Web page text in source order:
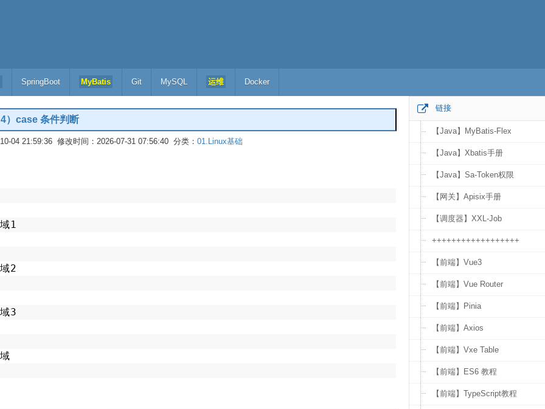
SpringBoot MyBatis Git MySQL 运维 Docker
）case 条件判断
04 21:59:36 修改时间：2026-07-31 07:56:40 分类： 01.Linux基础
1
2
3
链接
【Java】MyBatis-Flex
【Java】Xbatis手册
【Java】Sa-Token权限
【网关】Apisix手册
【调度器】XXL-Job
++++++++++++++++++
【前端】Vue3
【前端】Vue Router
【前端】Pinia
【前端】Axios
【前端】Vxe Table
【前端】ES6 教程
【前端】TypeScript教程